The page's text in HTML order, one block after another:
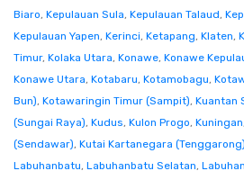
Biaro, Kepulauan Sula, Kepulauan Talaud,
Kepulauan Yapen, Kerinci, Ketapang, Klaten,
Timur, Kolaka Utara, Konawe, Konawe
Konawe Utara, Kotabaru, Kotamobagu,
Bun), Kotawaringin Timur (Sampit), Kuantan
(Sungai Raya), Kudus, Kulon Progo, Kuningan
(Sendawar), Kutai Kartanegara (Tenggarong)
Labuhanbatu, Labuhanbatu Selatan,